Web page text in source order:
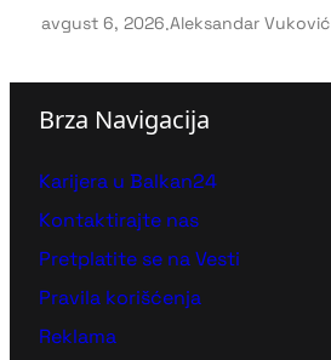
avgust 6, 2026.Aleksandar Vuković
Brza Navigacija
Karijera u Balkan24
Kontaktirajte nas
Pretplatite se na Vesti
Pravila korišćenja
Reklama